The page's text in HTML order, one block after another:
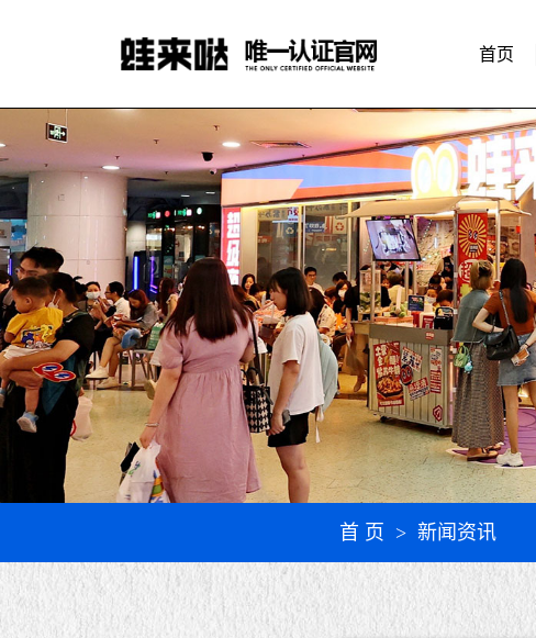
首页
首 页 > 新闻资讯